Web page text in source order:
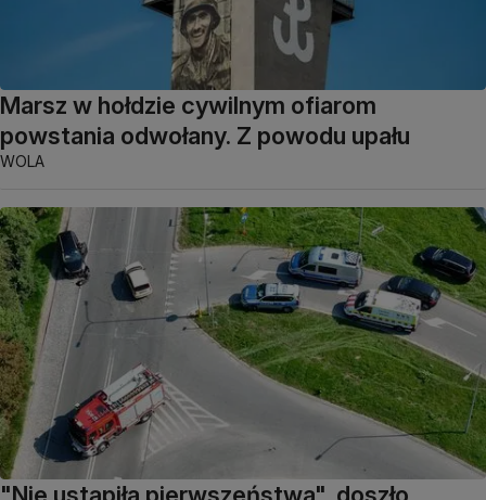
Marsz w hołdzie cywilnym ofiarom
powstania odwołany. Z powodu upału
WOLA
"Nie ustąpiła pierwszeństwa", doszło